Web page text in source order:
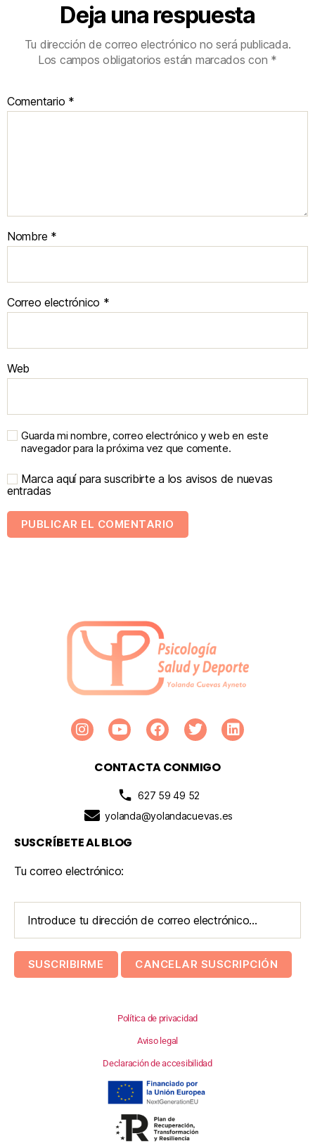
Deja una respuesta
Tu dirección de correo electrónico no será publicada.
Los campos obligatorios están marcados con *
Comentario *
Nombre *
Correo electrónico *
Web
Guarda mi nombre, correo electrónico y web en este
navegador para la próxima vez que comente.
Marca aquí para suscribirte a los avisos de nuevas
entradas
CONTACTA CONMIGO
627 59 49 52
yolanda@yolandacuevas.es
SUSCRÍBETE AL BLOG
Tu correo electrónico:
Política de privacidad
Aviso legal
Declaración de accesibilidad